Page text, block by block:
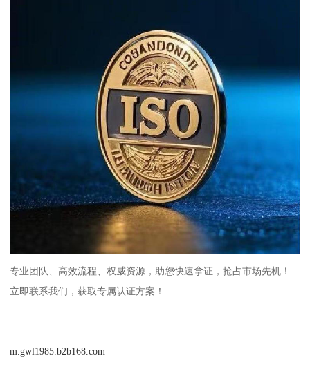
专业团队、高效流程、权威资源，助您快速拿证，抢占市场先机！
立即联系我们，获取专属认证方案！
m.gwl1985.b2b168.com